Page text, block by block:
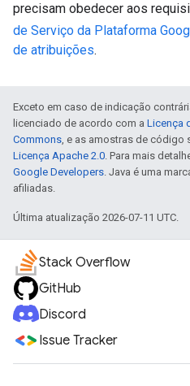
precisam obedecer aos
de Serviço da Plataforma
de atribuições.
Exceto em caso de indicação
licenciado de acordo com a Licença
Commons, e as amostras de código
Licença Apache 2.0. Para mais
Google Developers. Java é uma
afiliadas.
Última atualização 2026-07-11 UTC.
Stack Overflow
GitHub
Discord
Issue Tracker